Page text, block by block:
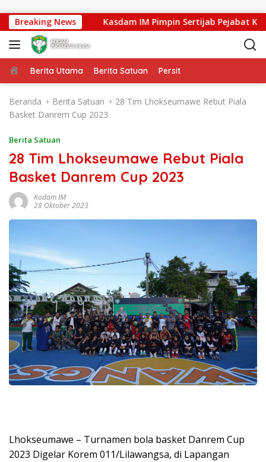
Breaking News
Tenggara Kasdam IM Pimpin Sertijab Pejabat
Beranda
Berita Utama Berita Satuan Persit
Beranda Berita Satuan
28 Tim Lhokseumawe Rebut Piala
Basket Danrem Cup 2023
Berita Satuan
28 Tim Lhokseumawe Rebut Piala
Basket Danrem Cup 2023
Kodam IM
28 Oktober 2023
Lhokseumawe – Turnamen bola basket Danrem Cup
2023 Digelar Korem 011/Lilawangsa, di Lapangan